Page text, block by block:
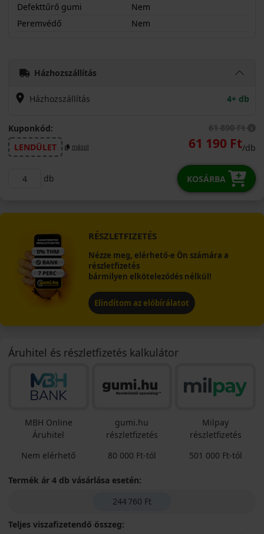
Defekttűrő gumi
Nem
Peremvédő
Nem
Házhozszállítás
Házhozszállítás 4+ db
Kuponkód:
LENDÜLET
másol
61 890 Ft
61 190 Ft/db
db KOSÁRBA
RÉSZLETFIZETÉS
Nézze meg, elérhető-e Ön számára a
részletfizetés
bármilyen elköteleződés nélkül!
Elindítom az előbírálatot
Áruhitel és részletfizetés kalkulátor
MBH Online
Áruhitel
Nem elérhető
gumi.hu
részletfizetés
80 000 Ft-tól
Milpay
részletfizetés
501 000 Ft-tól
Termék ár 4 db vásárlása esetén:
244 760 Ft
Teljes viszafizetendő összeg: